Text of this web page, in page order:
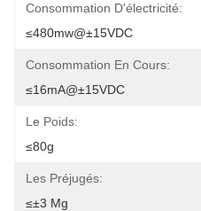
Consommation D'électricité:
≤480mw@±15VDC
Consommation En Cours:
≤16mA@±15VDC
Le Poids:
≤80g
Les Préjugés:
≤±3 Mg